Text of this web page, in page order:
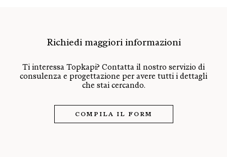
Richiedi maggiori informazioni
Ti interessa Topkapi? Contatta il nostro servizio di
consulenza e progettazione per avere tutti i dettagli
che stai cercando.
COMPILA IL FORM